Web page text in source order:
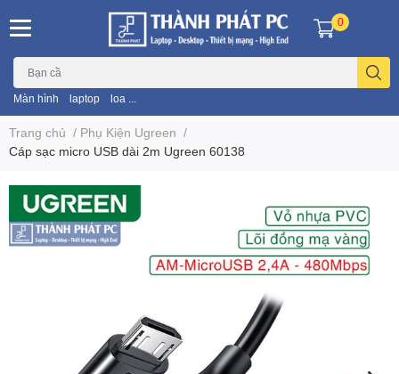
Màn hình laptop loa ...
0
Trang chủ / Phụ Kiện Ugreen /
Cáp sạc micro USB dài 2m Ugreen 60138